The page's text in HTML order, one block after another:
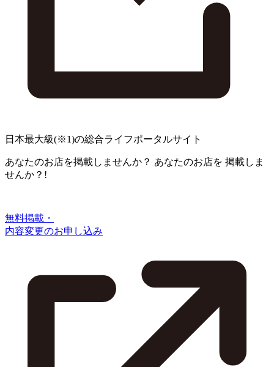
日本最大級(※1)の総合ライフポータルサイト
あなたのお店を掲載しませんか？ あなたのお店を 掲載しま
せんか？!
無料掲載・
内容変更のお申し込み